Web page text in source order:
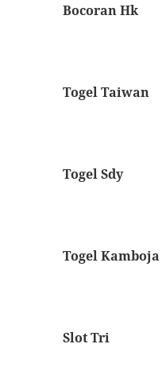
Bocoran Hk
Togel Taiwan
Togel Sdy
Togel Kamboja
Slot Tri